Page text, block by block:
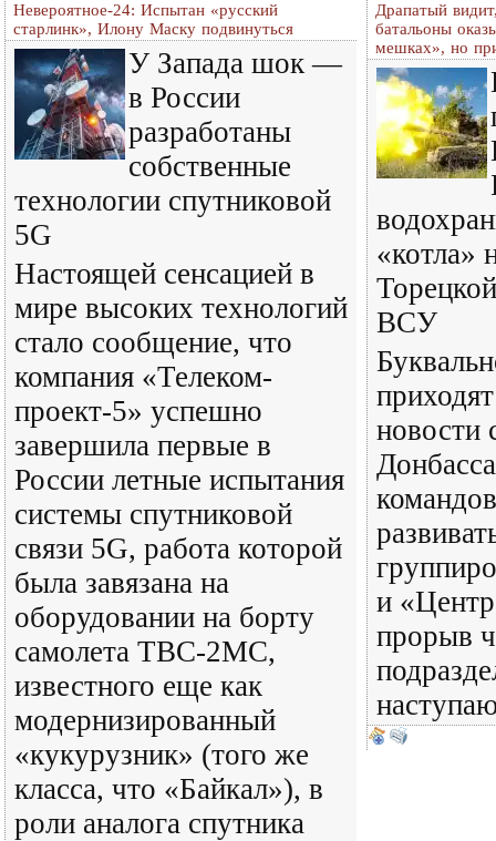
Невероятное-24: Испытан «русский
старлинк», Илону Маску подвинуться
У Запада шок —
в России
разработаны
собственные
технологии спутниковой
5G
Настоящей сенсацией в
мире высоких технологий
стало сообщение, что
компания «Телеком-
проект-5» успешно
завершила первые в
России летные испытания
системы спутниковой
связи 5G, работа которой
была завязана на
оборудовании на борту
самолета ТВС-2МС,
известного еще как
модернизированный
«кукурузник» (того же
класса, что «Байкал»), в
роли аналога спутника
Драпатый
батальоны
мешках», но
«котла»
ВСУ
новости
и
прорыв